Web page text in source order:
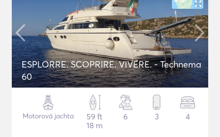
ESPLORRE. SCOPRIRE. VIVERE. - Technema
60
Motorová jachta
59 ft
18 m
6 3 4